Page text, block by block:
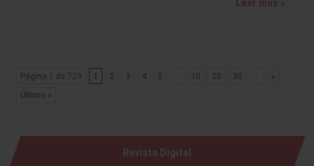
Leer más »
Página 1 de 729 1 2 3 4 5 10 20 30
»
Último »
Revista Digital